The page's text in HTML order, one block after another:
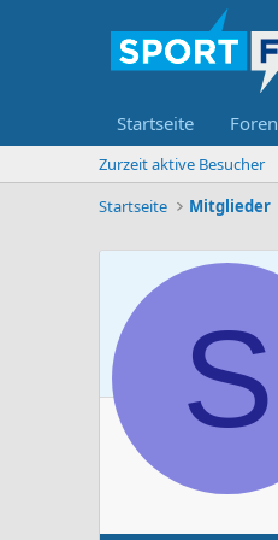
Startseite Foren
Zurzeit aktive Besucher
Startseite
Mitglieder
S